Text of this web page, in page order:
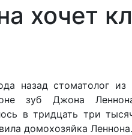
хочет
назад стоматолог
зуб Джона
в тридцать три
домохозяйка Леннона.